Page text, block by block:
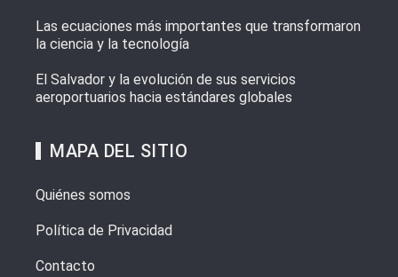
Las ecuaciones más importantes que transformaron
la ciencia y la tecnología
El Salvador y la evolución de sus servicios
aeroportuarios hacia estándares globales
MAPA DEL SITIO
Quiénes somos
Política de Privacidad
Contacto